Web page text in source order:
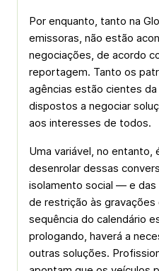
Por enquanto, tanto na
emissoras, não estão
negociações, de acordo
reportagem. Tanto os
agências estão cientes
dispostos a negociar
aos interesses de todos.
Uma variável, no entanto,
desenrolar dessas
isolamento social — e
de restrição às gravações
sequência do calendário
prologando, haverá a
outras soluções.